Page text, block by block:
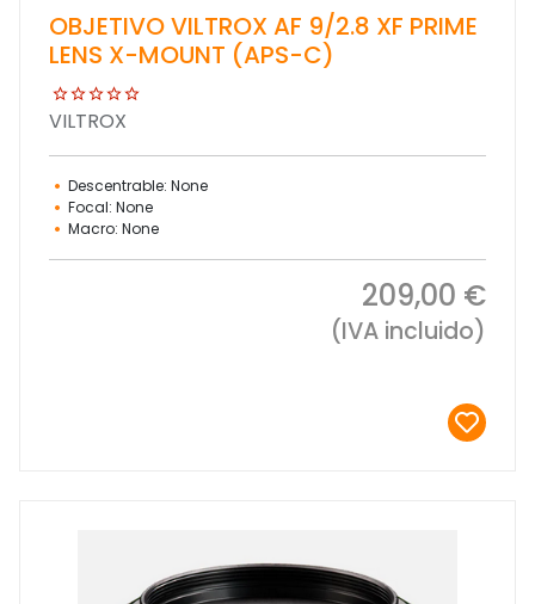
OBJETIVO VILTROX AF 9/2.8 XF PRIME
LENS X-MOUNT (APS-C)
VILTROX
Descentrable: None
Focal: None
Macro: None
209,00 €
(IVA incluido)